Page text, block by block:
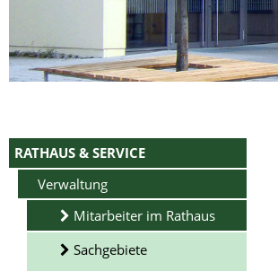
RATHAUS & SERVICE
Verwaltung
Mitarbeiter im Rathaus
Sachgebiete